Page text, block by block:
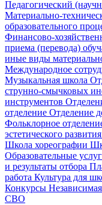
Педагогический
Материально-
образовательного
Финансово-
приема (перевода)
иные виды
Международное
Музыкальная школа
струнно-смычковых
инструментов
отделение Отделение
Фольклорное
эстетического развития
Школа хореографии
Образовательные
и результаты отбора
работа Культура для
Конкурсы
СВО